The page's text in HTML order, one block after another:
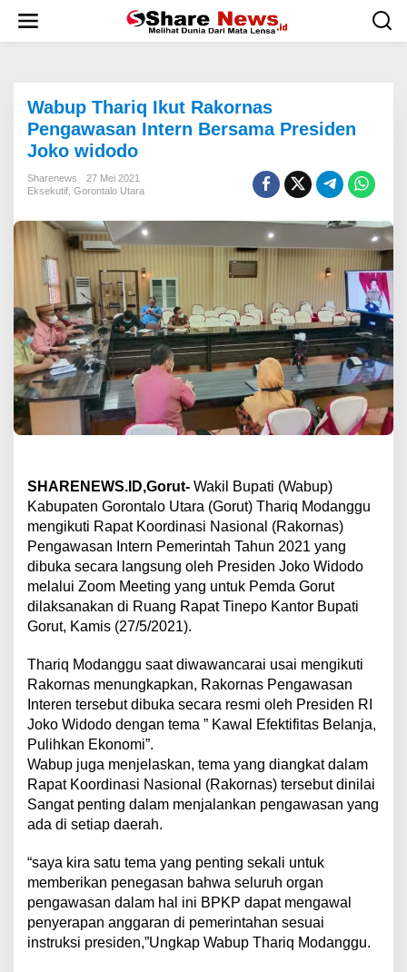
w
Wabup Thariq Ikut Rakornas
Pengawasan Intern Bersama Presiden
Joko widodo
Sharenews
27 Mei 2021
Eksekutif Gorontalo Utara
SHARENEWS.ID,Gorut- Wakil Bupati (Wabup)
Kabupaten Gorontalo Utara (Gorut) Thariq Modanggu
mengikuti Rapat Koordinasi Nasional (Rakornas)
Pengawasan Intern Pemerintah Tahun 2021 yang
dibuka secara langsung oleh Presiden Joko Widodo
melalui Zoom Meeting yang untuk Pemda Gorut
dilaksanakan di Ruang Rapat Tinepo Kantor Bupati
Gorut, Kamis (27/5/2021).
Thariq Modanggu saat diwawancarai usai mengikuti
Rakornas menungkapkan, Rakornas Pengawasan
Interen tersebut dibuka secara resmi oleh Presiden RI
Joko Widodo dengan tema ” Kawal Efektifitas Belanja,
Pulihkan Ekonomi”.
Wabup juga menjelaskan, tema yang diangkat dalam
Rapat Koordinasi Nasional (Rakornas) tersebut dinilai
Sangat penting dalam menjalankan pengawasan yang
ada di setiap daerah.
“saya kira satu tema yang penting sekali untuk
memberikan penegasan bahwa seluruh organ
pengawasan dalam hal ini BPKP dapat mengawal
penyerapan anggaran di pemerintahan sesuai
instruksi presiden,”Ungkap Wabup Thariq Modanggu.